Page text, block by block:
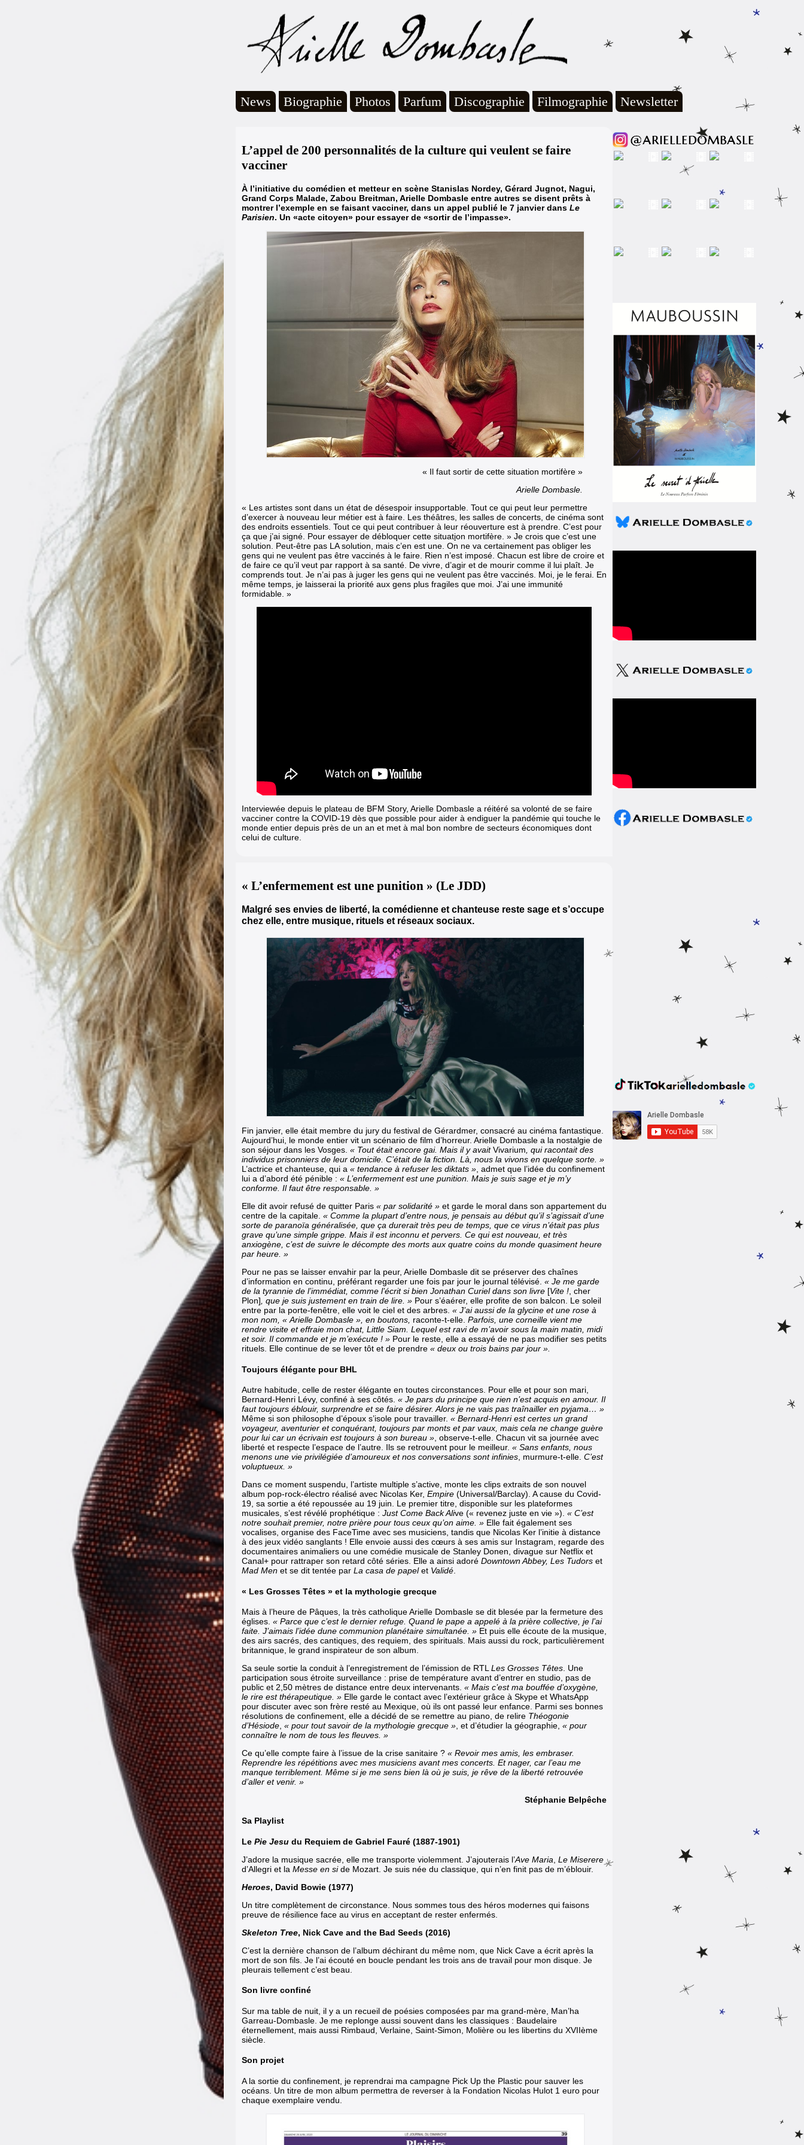
News Biographie Photos Parfum Discographie Filmographie Newsletter
L’appel de 200 personnalités de la culture qui veulent se faire
vacciner
À l’initiative du comédien et metteur en scène Stanislas Nordey, Gérard Jugnot, Nagui,
Grand Corps Malade, Zabou Breitman, Arielle Dombasle entre autres se disent prêts à
montrer l’exemple en se faisant vacciner, dans un appel publié le 7 janvier dans Le
Parisien. Un «acte citoyen» pour essayer de «sortir de l’impasse».
« Il faut sortir de cette situation mortifère »
Arielle Dombasle.
« Les artistes sont dans un état de désespoir insupportable. Tout ce qui peut leur permettre
d’exercer à nouveau leur métier est à faire. Les théâtres, les salles de concerts, de cinéma sont
des endroits essentiels. Tout ce qui peut contribuer à leur réouverture est à prendre. C’est pour
ça que j’ai signé. Pour essayer de débloquer cette situation mortifère. » Je crois que c’est une
solution. Peut-être pas LA solution, mais c’en est une. On ne va certainement pas obliger les
gens qui ne veulent pas être vaccinés à le faire. Rien n’est imposé. Chacun est libre de croire et
de faire ce qu’il veut par rapport à sa santé. De vivre, d’agir et de mourir comme il lui plaît. Je
comprends tout. Je n’ai pas à juger les gens qui ne veulent pas être vaccinés. Moi, je le ferai. En
même temps, je laisserai la priorité aux gens plus fragiles que moi. J’ai une immunité
formidable. »
Interviewée depuis le plateau de BFM Story, Arielle Dombasle a réitéré sa volonté de se faire
vacciner contre la COVID-19 dès que possible pour aider à endiguer la pandémie qui touche le
monde entier depuis près de un an et met à mal bon nombre de secteurs économiques dont
celui de culture.
« L’enfermement est une punition » (Le JDD)
Malgré ses envies de liberté, la comédienne et chanteuse reste sage et s’occupe
chez elle, entre musique, rituels et réseaux sociaux.
Fin janvier, elle était membre du jury du festival de Gérardmer, consacré au cinéma fantastique.
Aujourd’hui, le monde entier vit un scénario de film d’horreur. Arielle Dombasle a la nostalgie de
son séjour dans les Vosges. « Tout était encore gai. Mais il y avaitVivarium , qui racontait des
individus prisonniers de leur domicile. C’était de la fiction. Là, nous la vivons en quelque sorte. »
L’actrice et chanteuse, qui a « tendance à refuser les diktats » , admet que l’idée du confinement
lui a d’abord été pénible : « L’enfermement est une punition. Mais je suis sage et je m’y
conforme. Il faut être responsable. »
Elle dit avoir refusé de quitter Paris « par solidarité » et garde le moral dans son appartement du
centre de la capitale. « Comme la plupart d’entre nous, je pensais au début qu’il s’agissait d’une
sorte de paranoïa généralisée, que ça durerait très peu de temps, que ce virus n’était pas plus
grave qu’une simple grippe. Mais il est inconnu et pervers. Ce qui est nouveau, et très
anxiogène, c’est de suivre le décompte des morts aux quatre coins du monde quasiment heure
par heure. »
Pour ne pas se laisser envahir par la peur, Arielle Dombasle dit se préserver des chaînes
d’information en continu, préférant regarder une fois par jour le journal télévisé. « Je me garde
de la tyrannie de l’immédiat, comme l’écrit si bien Jonathan Curiel dans son livre [Vite ! , cher
Plon] , que je suis justement en train de lire. » Pour s’éaérer, elle profite de son balcon. Le soleil
entre par la porte-fenêtre, elle voit le ciel et des arbres. « J’ai aussi de la glycine et une rose à
mon nom, « Arielle Dombasle », en boutons, raconte-t-elle. Parfois, une corneille vient me
rendre visite et effraie mon chat, Little Siam. Lequel est ravi de m’avoir sous la main matin, midi
et soir. Il commande et je m’exécute ! » Pour le reste, elle a essayé de ne pas modifier ses petits
rituels. Elle continue de se lever tôt et de prendre « deux ou trois bains par jour ».
Toujours élégante pour BHL
Autre habitude, celle de rester élégante en toutes circonstances. Pour elle et pour son mari,
Bernard-Henri Lévy, confiné à ses côtés. « Je pars du principe que rien n’est acquis en amour. Il
faut toujours éblouir, surprendre et se faire désirer. Alors je ne vais pas traînailler en pyjama… »
Même si son philosophe d’époux s’isole pour travailler. « Bernard-Henri est certes un grand
voyageur, aventurier et conquérant, toujours par monts et par vaux, mais cela ne change guère
pour lui car un écrivain est toujours à son bureau » , observe-t-elle. Chacun vit sa journée avec
liberté et respecte l’espace de l’autre. Ils se retrouvent pour le meilleur. « Sans enfants, nous
menons une vie privilégiée d’amoureux et nos conversations sont infinies , murmure-t-elle. C’est
voluptueux. »
Dans ce moment suspendu, l’artiste multiple s’active, monte les clips extraits de son nouvel
album pop-rock-électro réalisé avec Nicolas Ker, Empire (Universal/Barclay). A cause du Covid-
19, sa sortie a été repoussée au 19 juin. Le premier titre, disponible sur les plateformes
musicales, s’est révélé prophétique : Just Come Back Alive (« revenez juste en vie »). « C’est
notre souhait premier, notre prière pour tous ceux qu’on aime. » Elle fait également ses
vocalises, organise des FaceTime avec ses musiciens, tandis que Nicolas Ker l’initie à distance
à des jeux vidéo sanglants ! Elle envoie aussi des cœurs à ses amis sur Instagram, regarde des
documentaires animaliers ou une comédie musicale de Stanley Donen, divague sur Netflix et
Canal+ pour rattraper son retard côté séries. Elle a ainsi adoré Downtown Abbey, Les Tudors et
Mad Men et se dit tentée par La casa de papelet Validé
« Les Grosses Têtes » et la mythologie grecque
Mais à l’heure de Pâques, la très catholique Arielle Dombasle se dit blesée par la fermeture des
églises. « Parce que c’est le dernier refuge. Quand le pape a appelé à la prière collective, je l’ai
faite. J’aimais l’idée dune communion planétaire simultanée. » Et puis elle écoute de la musique,
des airs sacrés, des cantiques, des requiem, des spirituals. Mais aussi du rock, particulièrement
britannique, le grand inspirateur de son album.
Sa seule sortie la conduit à l’enregistrement de l’émission de RTLLes Grosses Têtes. Une
participation sous étroite surveillance : prise de température avant d’entrer en studio, pas de
public et 2,50 mètres de distance entre deux intervenants. « Mais c’est ma bouffée d’oxygène,
le rire est thérapeutique. » Elle garde le contact avec l’extérieur grâce à Skype et WhatsApp
pour discuter avec son frère resté au Mexique, où ils ont passé leur enfance. Parmi ses bonnes
résolutions de confinement, elle a décidé de se remettre au piano, de relire Théogonie
d’Hésiode, « pour tout savoir de la mythologie grecque », et d’étudier la géographie, « pour
connaître le nom de tous les fleuves. »
Ce qu’elle compte faire à l’issue de la crise sanitaire ? « Revoir mes amis, les embraser.
Reprendre les répétitions avec mes musiciens avant mes concerts. Et nager, car l’eau me
manque terriblement. Même si je me sens bien là où je suis, je rêve de la liberté retrouvée
d’aller et venir. »
Stéphanie Belpêche
Sa Playlist
Le Pie Jesu du Requiem de Gabriel Fauré (1887-1901)
J’adore la musique sacrée, elle me transporte violemment. J’ajouterais l’Ave Maria Le Miserere
d’Allegri et la Messe en side Mozart. Je suis née du classique, qui n’en finit pas de m’éblouir.
Heroes, David Bowie (1977)
Un titre complètement de circonstance. Nous sommes tous des héros modernes qui faisons
preuve de résilience face au virus en acceptant de rester enfermés.
Skeleton Tree, Nick Cave and the Bad Seeds (2016)
C’est la dernière chanson de l’album déchirant du même nom, que Nick Cave a écrit après la
mort de son fils. Je l’ai écouté en boucle pendant les trois ans de travail pour mon disque. Je
pleurais tellement c’est beau.
Son livre confiné
Sur ma table de nuit, il y a un recueil de poésies composées par ma grand-mère, Man’ha
Garreau-Dombasle. Je me replonge aussi souvent dans les classiques : Baudelaire
éternellement, mais aussi Rimbaud, Verlaine, Saint-Simon, Molière ou les libertins du XVIIème
siècle.
Son projet
A la sortie du confinement, je reprendrai ma campagne Pick Up the Plastic pour sauver les
océans. Un titre de mon album permettra de reverser à la Fondation Nicolas Hulot 1 euro pour
chaque exemplaire vendu.